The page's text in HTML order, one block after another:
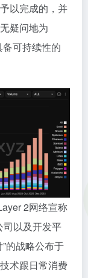
以完成的，并
疑问地为
可持续性的
2网络宣称
司以及开发平
的战略公布于
术跟日常消费